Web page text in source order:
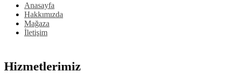
Anasayfa
Hakkımızda
Mağaza
İletişim
Hizmetlerimiz